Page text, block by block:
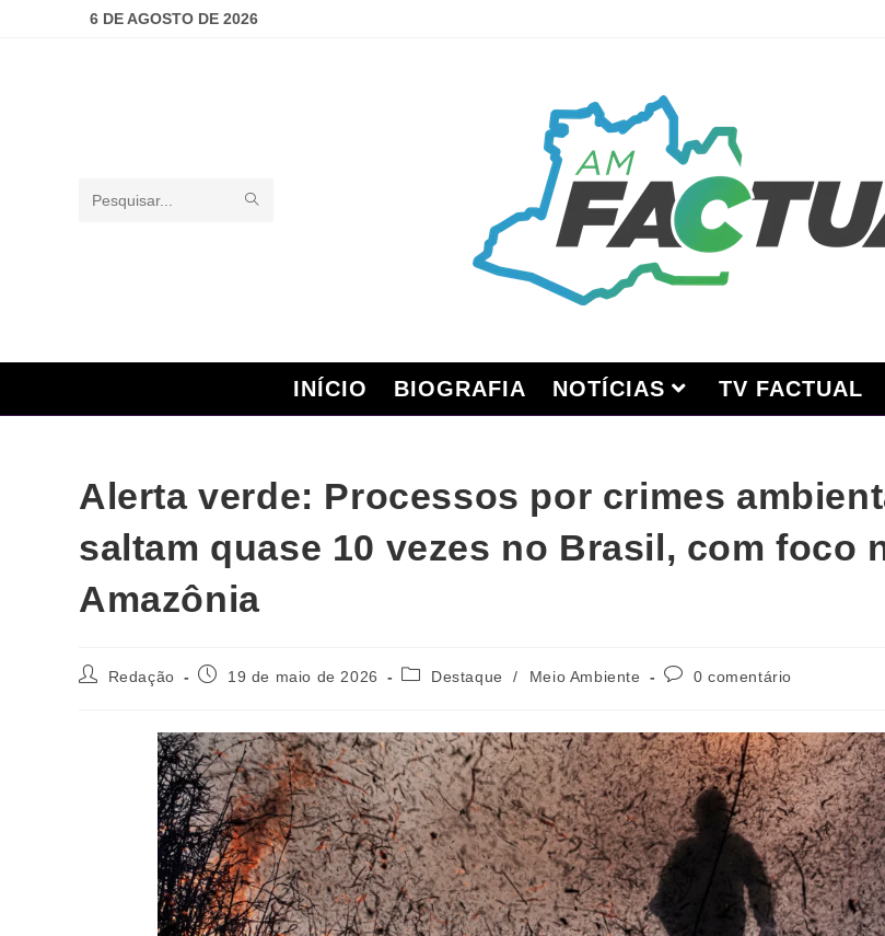
6 DE AGOSTO DE 2026
Pesquisar
INÍCIO BIOGRAFIA NOTÍCIAS TV FACTUAL
Alerta verde: Processos por crimes
saltam quase 10 vezes no Brasil, com foco
Amazônia
Redação 19 de maio de 2026 Destaque / Meio Ambiente 0 comentário